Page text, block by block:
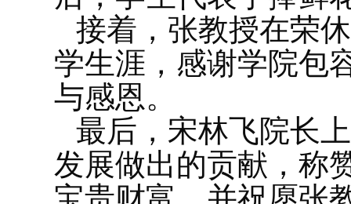
接着，张教授在荣
学生涯，感谢学院包
与感恩。
最后，宋林飞院长
发展做出的贡献，称